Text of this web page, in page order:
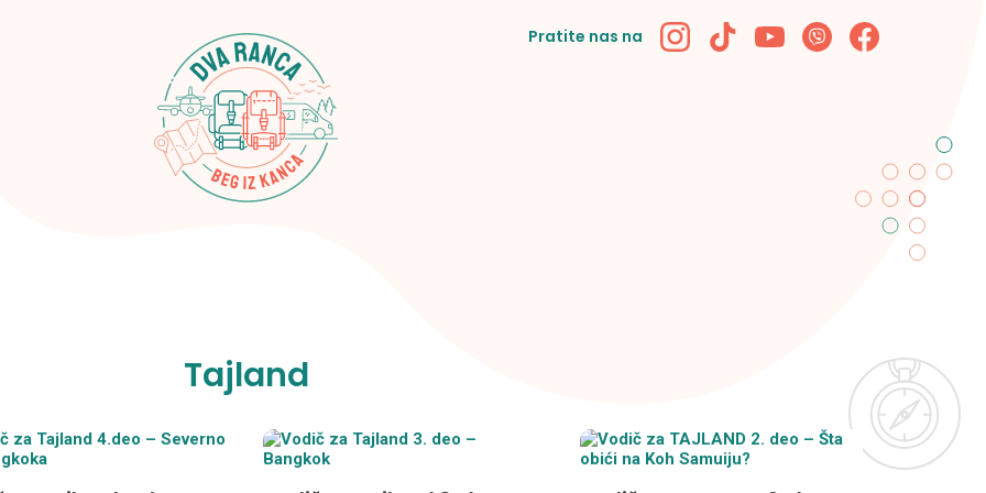
Pratite nas na
Tajland